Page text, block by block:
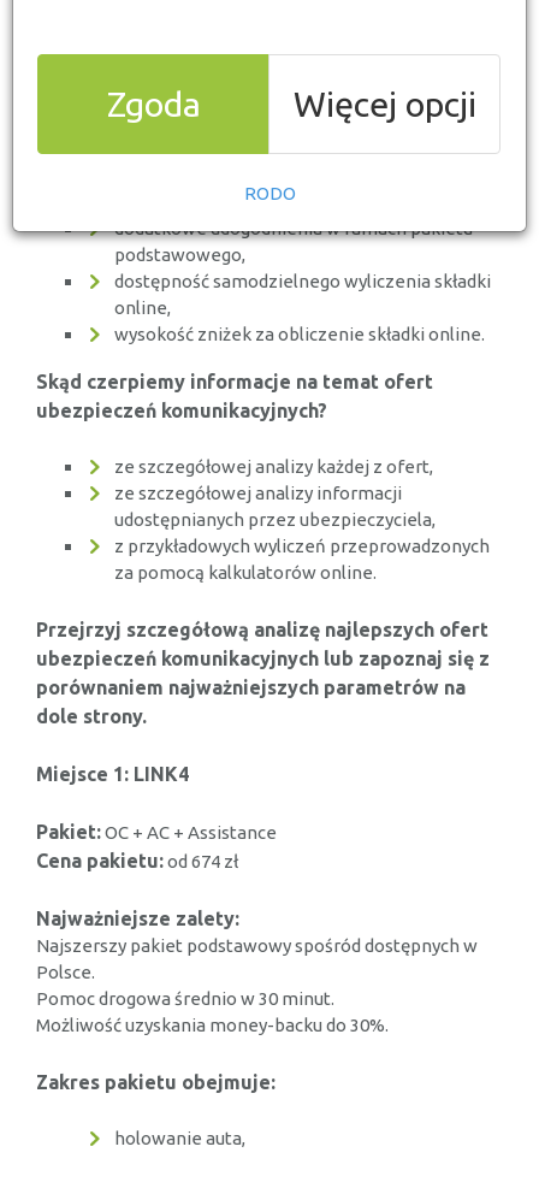
Zgoda Więcej opcji
RODO
Co wpływa na miejsce w rankingu ubezpieczeń
komunikacyjnych?
zakres pakietu podstawowego,
dodatkowe udogodnienia w ramach pakietu
podstawowego,
dostępność samodzielnego wyliczenia składki
online,
wysokość zniżek za obliczenie składki online.
Skąd czerpiemy informacje na temat ofert
ubezpieczeń komunikacyjnych?
ze szczegółowej analizy każdej z ofert,
ze szczegółowej analizy informacji
udostępnianych przez ubezpieczyciela,
z przykładowych wyliczeń przeprowadzonych
za pomocą kalkulatorów online.
Przejrzyj szczegółową analizę najlepszych ofert
ubezpieczeń komunikacyjnych lub zapoznaj się z
porównaniem najważniejszych parametrów na
dole strony.
Miejsce 1: LINK4
Pakiet:OC + AC + Assistance
Cena pakietu:od 674 zł
Najważniejsze zalety:
Najszerszy pakiet podstawowy spośród dostępnych w
Polsce.
Pomoc drogowa średnio w 30 minut.
Możliwość uzyskania money-backu do 30%.
Zakres pakietu obejmuje:
holowanie auta,